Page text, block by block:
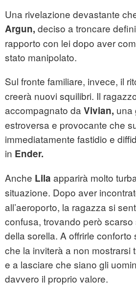
Una rivelazione devastante
Argun, deciso a troncare
rapporto con lei dopo aver
stato manipolato.
Sul fronte familiare, invece, il
creerà nuovi squilibri. Il
accompagnato da Vivian, una
estroversa e provocante che
immediatamente fastidio e
in Ender.
Anche Lila apparirà molto
situazione. Dopo aver
all’aeroporto, la ragazza si
confusa, trovando però
della sorella. A offrirle conforto
che la inviterà a non mostrarsi
e a lasciare che siano gli
davvero il proprio valore.